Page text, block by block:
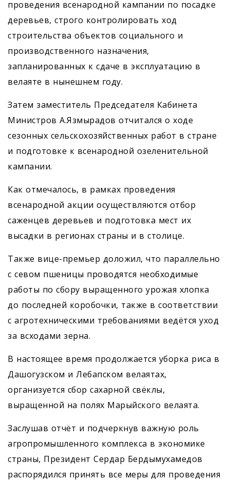
проведения всенародной кампании по посадке
деревьев, строго контролировать ход
строительства объектов социального и
производственного назначения,
запланированных к сдаче в эксплуатацию в
велаяте в нынешнем году.
Затем заместитель Председателя Кабинета
Министров А.Язмырадов отчитался о ходе
сезонных сельскохозяйственных работ в стране
и подготовке к всенародной озеленительной
кампании.
Как отмечалось, в рамках проведения
всенародной акции осуществ­ляются отбор
саженцев деревьев и подготовка мест их
высадки в регио­нах страны и в столице.
Также вице-премьер доложил, что параллельно
с севом пшеницы проводятся необходимые
работы по сбору выращенного урожая хлопка
до последней коробочки, также в соответствии
с агротехническими требованиями ведётся уход
за всходами зерна.
В настоящее время продолжается уборка риса в
Дашогузском и Лебапском велаятах,
организуется сбор сахарной свёклы,
выращенной на полях Марыйского велаята.
Заслушав отчёт и подчеркнув важную роль
агропромышленного комплекса в экономике
страны, Президент Сердар Бердымухамедов
распорядился принять все меры для проведения